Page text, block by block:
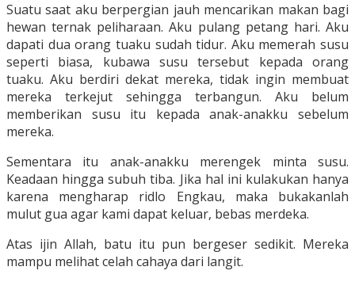
Suatu saat aku berpergian jauh mencarikan makan bagi
hewan ternak peliharaan. Aku pulang petang hari. Aku
dapati dua orang tuaku sudah tidur. Aku memerah susu
seperti biasa, kubawa susu tersebut kepada orang
tuaku. Aku berdiri dekat mereka, tidak ingin membuat
mereka terkejut sehingga terbangun. Aku belum
memberikan susu itu kepada anak-anakku sebelum
mereka.
Sementara itu anak-anakku merengek minta susu.
Keadaan hingga subuh tiba. Jika hal ini kulakukan hanya
karena mengharap ridlo Engkau, maka bukakanlah
mulut gua agar kami dapat keluar, bebas merdeka.
Atas ijin Allah, batu itu pun bergeser sedikit. Mereka
mampu melihat celah cahaya dari langit.